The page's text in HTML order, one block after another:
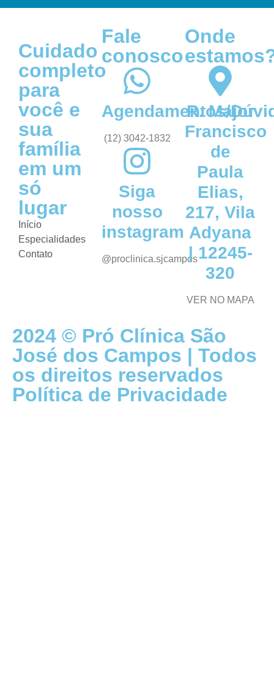
Cuidado
completo
para
você e
sua
família
em um
só
lugar
Início
Especialidades
Contato
Fale
conosco
Agendamentos/
(12) 3042-1832
Siga
nosso
instagram
@proclinica.sjcampos
Onde
R. Major
Francisco
de
Paula
Elias,
217, Vila
Adyana
| 12245-
320
VER NO MAPA
2024 © Pró Clínica São
José dos Campos | Todos
os direitos reservados
Política de Privacidade